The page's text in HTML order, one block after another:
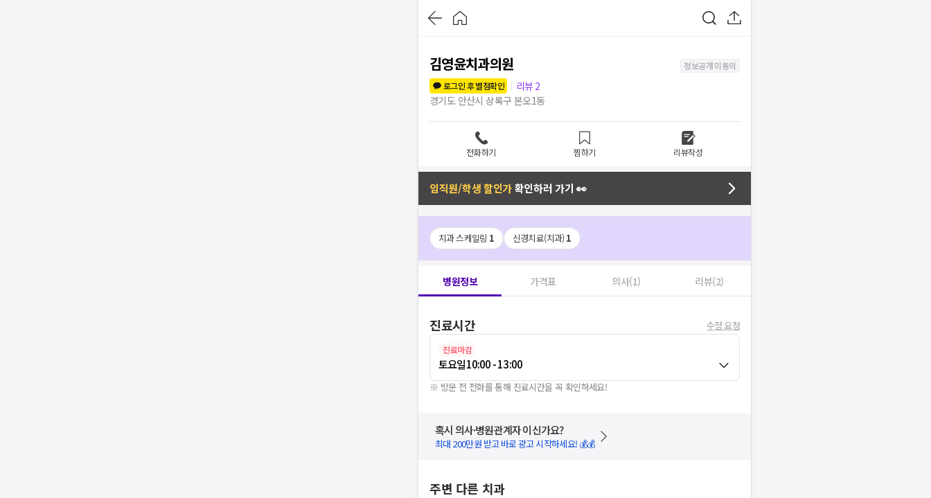
김영윤치과의원
정보공개 미동의
로그인 후 별점확인
리뷰 2
경기도 안산시 상록구 본오1동
전화하기 찜하기 리뷰작성
임직원/학생 할인가확인하러 가기 👀
치과 스케일링 1 신경치료(치과)1
병원정보 가격표 의사(1) 리뷰(2)
진료시간 수정 요청
진료마감
토요일10:00 - 13:00
※ 방문 전 전화를 통해 진료시간을 꼭 확인하세요!
혹시 의사·병원관계자 이신가요?
최대 200만원 받고 바로 광고 시작하세요! 💰💰
주변 다른 치과